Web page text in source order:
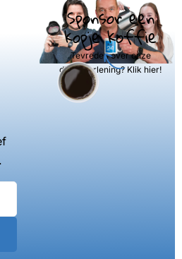
Sponsor een
kopje koffie
Tevreden over onze
dienstverlening? Klik hier!